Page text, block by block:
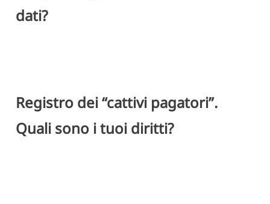
dati?
Registro dei “cattivi pagatori”.
Quali sono i tuoi diritti?